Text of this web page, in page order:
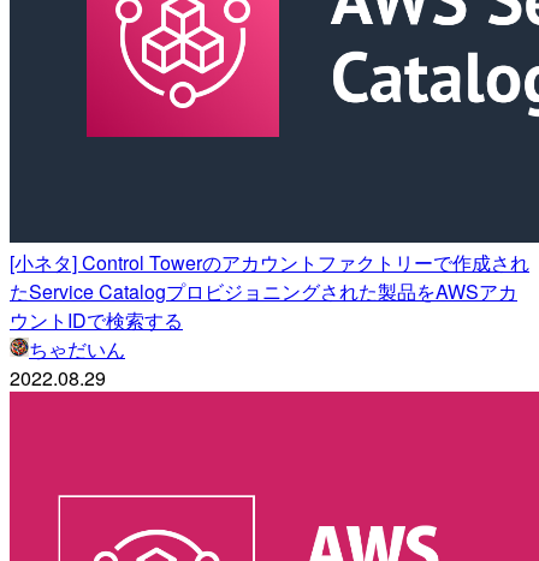
[小ネタ] Control Towerのアカウントファクトリーで作成され
たService Catalogプロビジョニングされた製品をAWSアカ
ウントIDで検索する
ちゃだいん
2022.08.29